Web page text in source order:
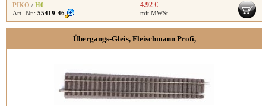
PIKO / H0
Art.-Nr.: 55419-46
4.92 €
mit MWSt.
Übergangs-Gleis, Fleischmann Profi,